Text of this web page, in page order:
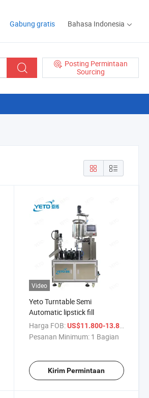
Gabung gratis Bahasa Indonesia
Posting Permintaan
Sourcing
Video
Yeto Turntable Semi
Automatic lipstick fill
Harga FOB: US$11.800-13.800
Pesanan Minimum: 1 Bagian
Kirim Permintaan